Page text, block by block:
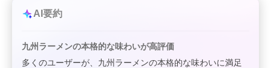
AI要約
九州ラーメンの本格的な味わいが高評価
多くのユーザーが、九州ラーメンの本格的な味わいに満足